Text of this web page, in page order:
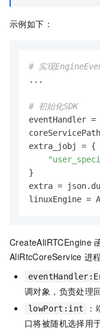
示例如下：
# 实现
...
# 初始化SDK
eventHandler
extra_jobj = {
}
extra =
linuxEngine =
CreateAliRTCEngine
AliRtcCoreService 进
调对象，负责处理
lowPort:int
口将被随机选择用